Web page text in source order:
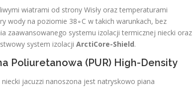
wiatrami od strony Wisły oraz temperaturami
wody na poziomie 38∘C w takich warunkach, bez
zaawansowanego systemu izolacji termicznej niecki oraz
system izolacji ArctiCore-Shield.
Poliuretanowa (PUR) High-Density
jacuzzi nanoszona jest natryskowo piana